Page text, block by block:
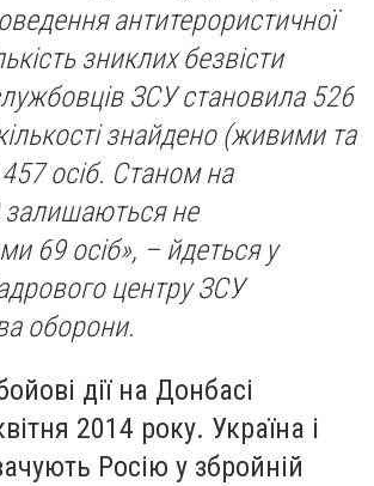
антитерористичної
зниклих безвісти
ЗСУ становила 526
кількості знайдено (живими та
осіб. Станом на
залишаються не
69 осіб», – йдеться у
центру ЗСУ
оборони.
дії на Донбасі
2014 року. Україна і
Росію у збройній